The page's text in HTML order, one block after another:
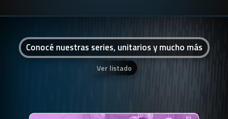
Conocé nuestras series, unitarios y mucho más
Ver listado